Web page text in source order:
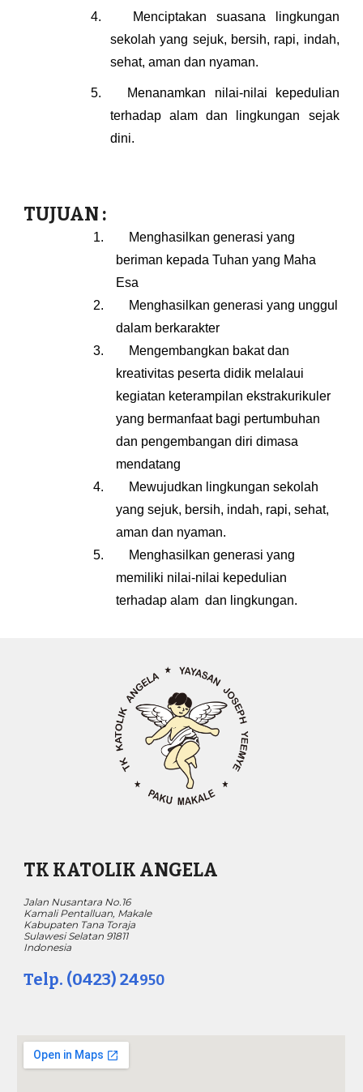
4.
Menciptakan suasana lingkungan
sekolah yang sejuk, bersih, rapi, indah,
sehat, aman dan nyaman.
5.
Menanamkan nilai-nilai kepedulian
terhadap alam dan lingkungan sejak
dini.
TUJUAN :
1.
Menghasilkan generasi yang
beriman kepada Tuhan yang Maha
Esa
2.
Menghasilkan generasi yang unggul
dalam berkarakter
3.
Mengembangkan bakat dan
kreativitas peserta didik melalaui
kegiatan keterampilan ekstrakurikuler
yang bermanfaat bagi pertumbuhan
dan pengembangan diri dimasa
mendatang
4.
Mewujudkan lingkungan sekolah
yang sejuk, bersih, indah, rapi, sehat,
aman dan nyaman.
5.
Menghasilkan generasi yang
memiliki nilai-nilai kepedulian
terhadap alam dan lingkungan.
TK KATOLIK ANGELA
Jalan Nusantara No.16
Kamali Pentalluan, Makale
Kabupaten Tana Toraja
Sulawesi Selatan 91811
Indonesia
Telp. (0423) 24950